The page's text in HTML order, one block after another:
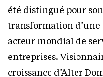
été distingué pour
transformation
acteur mondial de
entreprises.
croissance d’Alter